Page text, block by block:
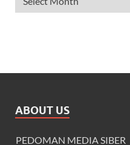
ABOUT US
PEDOMAN MEDIA SIBER